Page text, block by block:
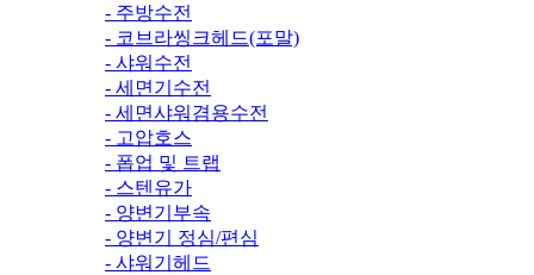
- 주방수전
- 코브라씽크헤드(포말)
- 샤워수전
- 세면기수전
- 세면샤워겸용수전
- 고압호스
- 폽업 및 트랩
- 스텐유가
- 양변기부속
- 양변기 정심/편심
- 샤워기헤드